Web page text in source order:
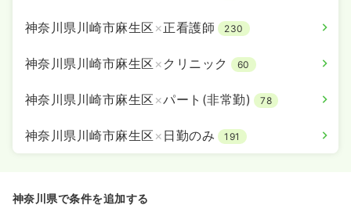
神奈川県川崎市麻生区 ×正看護師 230
神奈川県川崎市麻生区 × クリニック 60
神奈川県川崎市麻生区 ×パート(非常勤) 78
神奈川県川崎市麻生区 × 日勤のみ 191
神奈川県で条件を追加する